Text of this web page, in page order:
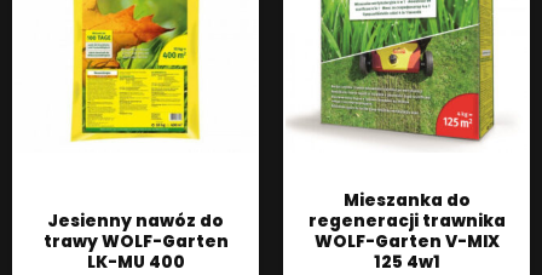
Jesienny nawóz do
trawy WOLF-Garten
LK-MU 400
Mieszanka do
regeneracji trawnika
WOLF-Garten V-MIX
125 4w1